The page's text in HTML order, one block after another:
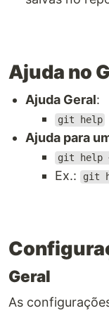
Ajuda no
Ajuda Geral:
git help
Ajuda para
git help
Ex.: git
Geral
As